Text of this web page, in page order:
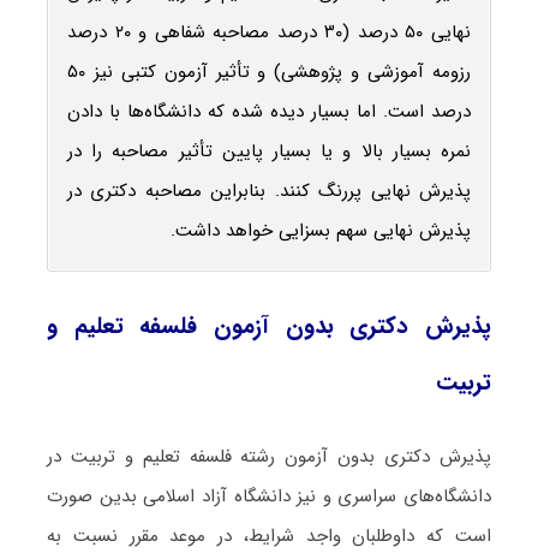
نهایی ۵۰ درصد (۳۰ درصد مصاحبه شفاهی و ۲۰ درصد
رزومه آموزشی و پژوهشی) و تأثیر آزمون کتبی نیز ۵۰
درصد است. اما بسیار دیده شده که دانشگاه‌ها با دادن
نمره بسیار بالا و یا بسیار پایین تأثیر مصاحبه را در
پذیرش نهایی پررنگ کنند. بنابراین مصاحبه دکتری در
پذیرش نهایی سهم بسزایی خواهد داشت.
پذیرش دکتری بدون آزمون فلسفه تعلیم و
تربیت
پذیرش دکتری بدون آزمون رشته فلسفه تعلیم و تربیت در
دانشگاه‌های سراسری و نیز دانشگاه آزاد اسلامی بدین صورت
است که داوطلبان واجد شرایط، در موعد مقرر نسبت به